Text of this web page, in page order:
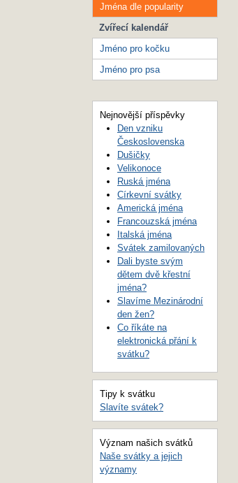
Jména dle popularity
Zvířecí kalendář
Jméno pro kočku
Jméno pro psa
Nejnovější příspěvky
Den vzniku
Československa
Dušičky
Velikonoce
Ruská jména
Církevní svátky
Americká jména
Francouzská jména
Italská jména
Svátek zamilovaných
Dali byste svým
dětem dvě křestní
jména?
Slavíme Mezinárodní
den žen?
Co říkáte na
elektronická přání k
svátku?
Tipy k svátku
Slavíte svátek?
Význam našich svátků
Naše svátky a jejich
významy